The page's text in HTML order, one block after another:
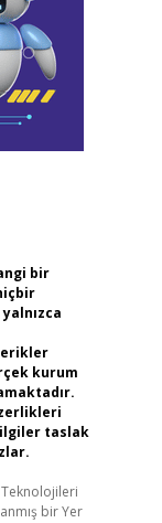
bir
kurum
taslak
Teknolojileri
bir Yer